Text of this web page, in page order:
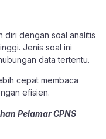
diri dengan soal analitis
Jenis soal ini
data tertentu.
cepat membaca
efisien.
Pelamar CPNS